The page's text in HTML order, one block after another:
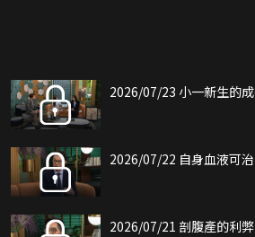
2026/07/23 小一新生的
2026/07/22 自身血液可
2026/07/21 剖腹產的利弊